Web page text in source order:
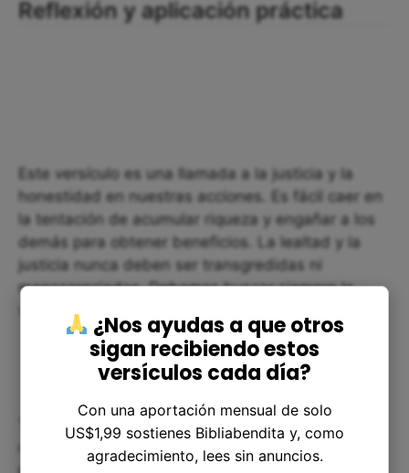
Reflexión y aplicación práctica
Este versículo es una llamada a la justicia y la
honestidad en nuestras acciones. Es fácil caer en
la tentación de acumular riqueza y engañar a los
demás para obtener beneficios. La lealtad y la
justicia nunca deben ser transgredidas ni
menospreciadas. Debemos buscar siempre la
verdad y la justicia en nuestro camino.
También debemos aprender a poner en práctica
nuestros valores y virtudes. Debemos trabajar
¿Nos ayudas a que otros
sigan recibiendo estos
versículos cada día?
Con una aportación mensual de solo
US$1,99 sostienes Bibliabendita y, como
agradecimiento, lees sin anuncios.